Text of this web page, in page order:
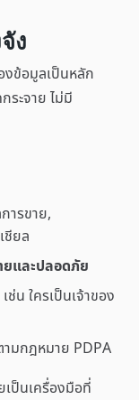
ง
ข้อมูลเป็นหลัก
ระจาย ไม่มี
ารขาย,
ชียล
ยและปลอดภัย
น ใครเป็นเจ้าของ
ามกฎหมาย PDPA
ป็นเครื่องมือที่